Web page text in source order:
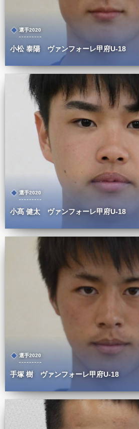
選手2020
小松 泰陽 ヴァンフォーレ甲府U-18
選手2020
小髙 健太 ヴァンフォーレ甲府U-18
選手2020
手塚 樹 ヴァンフォーレ甲府U-18